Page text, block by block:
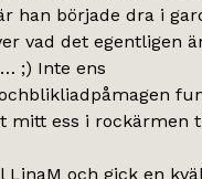
han började dra i
vad det egentligen
;) Inte ens
mitt ess i rockärmen
LinaM och gick en